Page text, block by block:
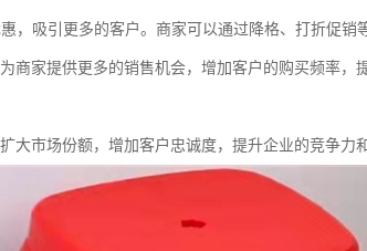
，吸引更多的客户。商家可以通过降格、打折促销
商家提供更多的销售机会，增加客户的购买频率，
市场份额，增加客户忠诚度，提升企业的竞争力